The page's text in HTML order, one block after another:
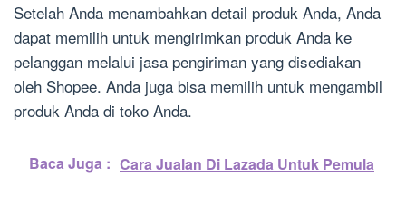
Setelah Anda menambahkan detail produk Anda, Anda
dapat memilih untuk mengirimkan produk Anda ke
pelanggan melalui jasa pengiriman yang disediakan
oleh Shopee. Anda juga bisa memilih untuk mengambil
produk Anda di toko Anda.
Baca Juga : Cara Jualan Di Lazada Untuk Pemula